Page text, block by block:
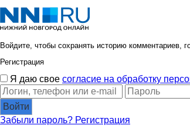
Войдите, чтобы сохранять историю комментариев,
Регистрация
Я даю свое согласие на обработку
Войти
Забыли пароль? Регистрация